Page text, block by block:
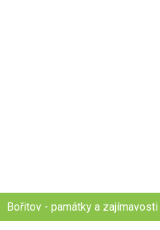
Bořitov - památky a